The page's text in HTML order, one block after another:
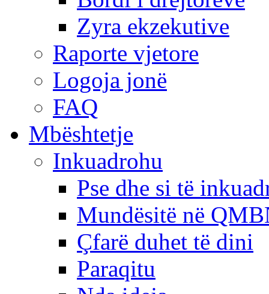
Zyra ekzekutive
Raporte vjetore
Logoja jonë
FAQ
Mbështetje
Inkuadrohu
Pse dhe si të
Mundësitë në
Çfarë duhet të dini
Paraqitu